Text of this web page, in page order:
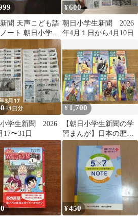
聞 天声こども語
ート 朝日小学生
未開封5冊セット
¥600
朝日小学生新聞 2026
年4月１日から4月10日
学生新聞 2026
17〜31日
¥ 1,700
【朝日小学生新聞の学
習まんが】日本の歴史
全7巻セット 中学受験
¥450